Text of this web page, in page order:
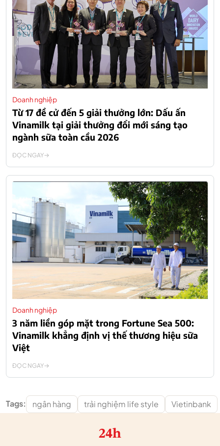
Doanh nghiệp
Từ 17 đề cử đến 5 giải thưởng lớn: Dấu ấn
Vinamilk tại giải thưởng đổi mới sáng tạo
ngành sữa toàn cầu 2026
ĐỌC NGAY
Doanh nghiệp
3 năm liền góp mặt trong Fortune Sea 500:
Vinamilk khẳng định vị thế thương hiệu sữa
Việt
ĐỌC NGAY
Tags: ngân hàng trải nghiệm life style Vietinbank
24h